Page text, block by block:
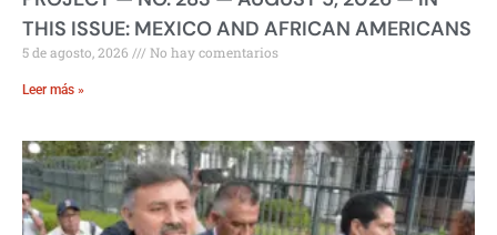
THIS ISSUE: MEXICO AND AFRICAN AMERICANS
5 de agosto, 2026 No hay comentarios
Leer más »